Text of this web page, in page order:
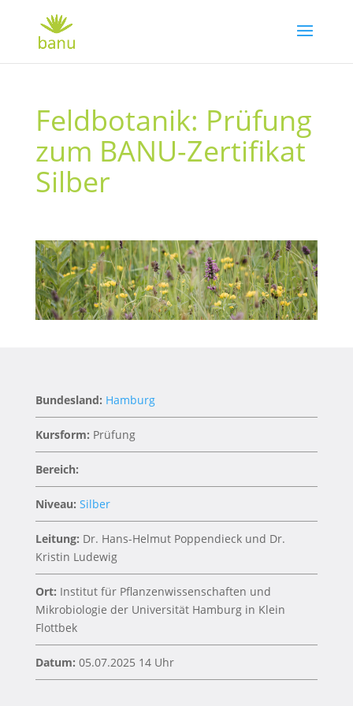
Feldbotanik: Prüfung
zum BANU-Zertifikat
Silber
Bundesland: Hamburg
Kursform: Prüfung
Bereich:
Niveau: Silber
Leitung: Dr. Hans-Helmut Poppendieck und Dr.
Kristin Ludewig
Ort: Institut für Pflanzenwissenschaften und
Mikrobiologie der Universität Hamburg in Klein
Flottbek
Datum: 05.07.2025 14 Uhr